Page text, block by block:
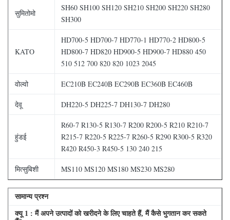
सुमितोमो
SH60 SH100 SH120 SH210 SH200 SH220 SH280
SH300
KATO
HD700-5 HD700-7 HD770-1 HD770-2 HD800-5
HD800-7 HD820 HD900-5 HD900-7 HD880 450
510 512 700 820 820 1023 2045
वोल्वो EC210B EC240B EC290B EC360B EC460B
देवू DH220-5 DH225-7 DH130-7 DH280
हुंडई
R60-7 R130-5 R130-7 R200 R200-5 R210 R210-7
R215-7 R220-5 R225-7 R260-5 R290 R300-5 R320
R420 R450-3 R450-5 130 240 215
मित्सुबिशी MS110 MS120 MS180 MS230 MS280
सामान्य प्रश्न
क्यू 1 : मैं अपने उत्पादों को खरीदने के लिए चाहते हैं, मैं कैसे भुगतान कर सकते